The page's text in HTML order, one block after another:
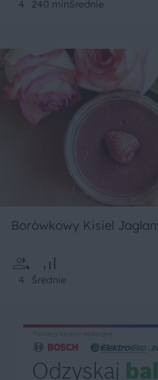
4 240 minŚrednie
Borówkowy Kisiel
4 Średnie